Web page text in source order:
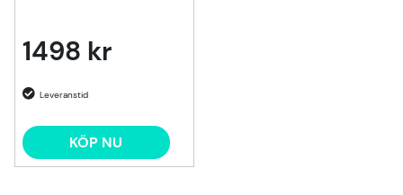
1498 kr
KÖP NU